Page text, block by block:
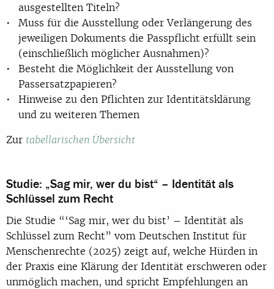
ausgestellten Titeln?
Muss für die Ausstellung oder Verlängerung des
jeweiligen Dokuments die Passpflicht erfüllt sein
(einschließlich möglicher Ausnahmen)?
Besteht die Möglichkeit der Ausstellung von
Passersatzpapieren?
Hinweise zu den Pflichten zur Identitätsklärung
und zu weiteren Themen
Zur tabellarischen Übersicht
Studie: „Sag mir, wer du bist“ – Identität als
Schlüssel zum Recht
Die Studie “‘Sag mir, wer du bist’ – Identität als
Schlüssel zum Recht” vom Deutschen Institut für
Menschenrechte (2025) zeigt auf, welche Hürden in
der Praxis eine Klärung der Identität erschweren oder
unmöglich machen, und spricht Empfehlungen an